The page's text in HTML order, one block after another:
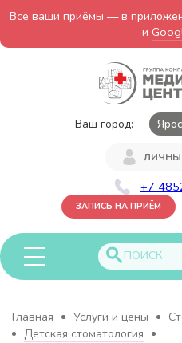
Все ваши приёмы — в
и
Ваш город:
+7
ЗАПИСЬ НА ПРИЁМ
Главная Услуги и цены
Детская стоматология